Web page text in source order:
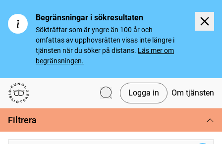
Begränsningar i sökresultaten
Sökträffar som är yngre än 100 år och
omfattas av upphovsrätten visas inte längre i
tjänsten när du söker på distans. Läs mer om
begränsningen.
Svenska tidningar
Logga in Om tjänsten
Filtrera